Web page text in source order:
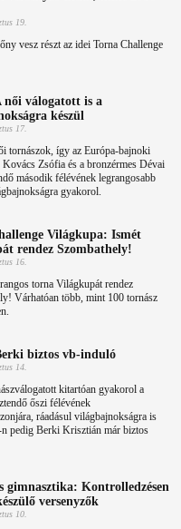
19.
vesz részt az idei Torna Challenge
női válogatott is a
készül
17.
tornászok, így az Európa-bajnoki
Kovács Zsófia és a bronzérmes Dévai
második félévének legrangosabb
gyakorol.
Világkupa: Ismét
rendez Szombathely!
16.
torna Világkupát rendez
Várhatóan több, mint 100 tornász
biztos vb-induló
14.
kitartóan gyakorol a
őszi félévének
ráadásul világbajnokságra is
n pedig Berki Krisztián már biztos
gimnasztika: Kontrolledzésen
versenyzők
10.